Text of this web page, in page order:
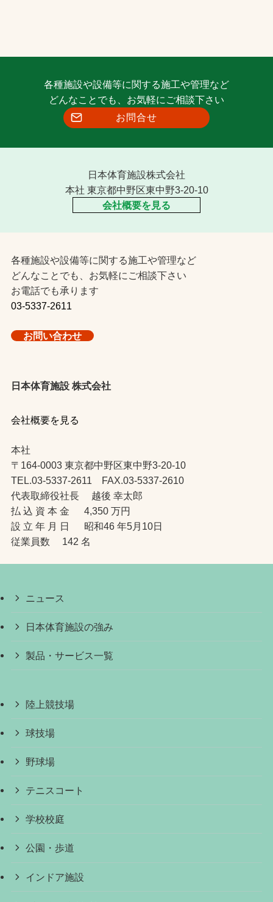
各種施設や設備等に関する施工や管理など
どんなことでも、お気軽にご相談下さい
お問合せ
日本体育施設株式会社
本社 東京都中野区東中野3-20-10
会社概要を見る
各種施設や設備等に関する施工や管理など
どんなことでも、お気軽にご相談下さい
お電話でも承ります
03-5337-2611
お問い合わせ
日本体育施設 株式会社
会社概要を見る
本社
〒164-0003 東京都中野区東中野3-20-10
TEL.03-5337-2611 FAX.03-5337-2610
代表取締役社長 越後 幸太郎
払 込 資 本 金 4,350 万円
設 立 年 月 日 昭和46 年5月10日
従業員数 142 名
ニュース
日本体育施設の強み
製品・サービス一覧
陸上競技場
球技場
野球場
テニスコート
学校校庭
公園・歩道
インドア施設